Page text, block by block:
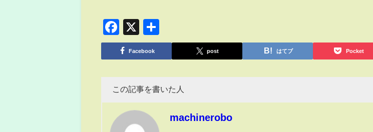
Facebook
X
有
Facebook post はてブ Pocket
この記事を書いた人
machinerobo